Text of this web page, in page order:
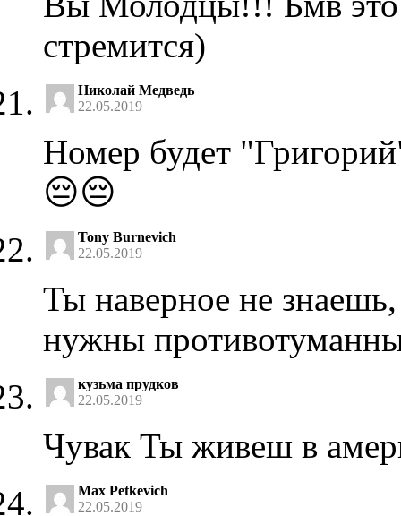
стремится)
Николай Медведь
22.05.2019
Номер будет
😔😔
Tony Burnevich
22.05.2019
Ты наверное не знаешь,
нужны
кузьма прудков
22.05.2019
Чувак Ты живеш в
Max Petkevich
22.05.2019